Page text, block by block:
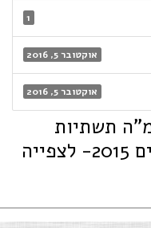
1
אוקטובר 5, 2016
אוקטובר 5, 2016
תשתיות
עבודות ציבוריות ושיפוצים 2015- לצפייה